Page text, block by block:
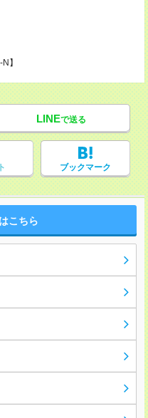
】
LINEで送る
ブックマーク
こちら